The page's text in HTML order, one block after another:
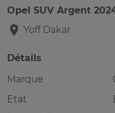
Opel SUV Argent
Yoff Dakar
Détails
Marque
Etat